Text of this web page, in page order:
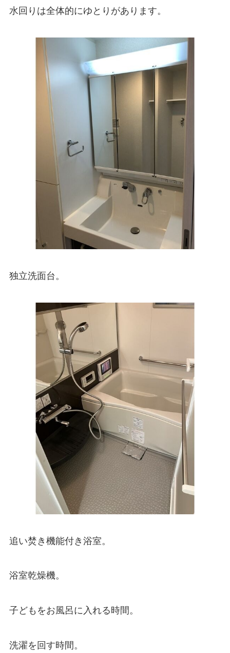
水回りは全体的にゆとりがあります。
独立洗面台。
追い焚き機能付き浴室。
浴室乾燥機。
子どもをお風呂に入れる時間。
洗濯を回す時間。